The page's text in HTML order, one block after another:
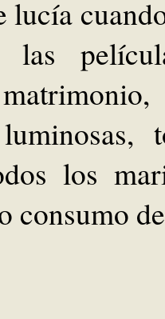
lucía
las
los
consumo